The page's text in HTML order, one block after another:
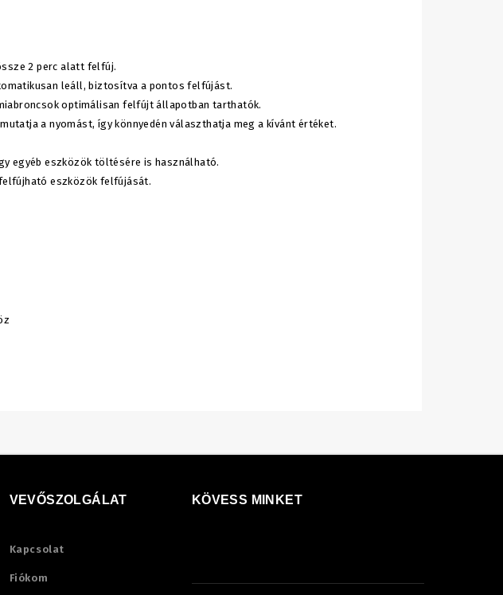
2 perc alatt felfúj.
leáll, biztosítva a pontos felfújást.
optimálisan felfújt állapotban tarthatók.
a nyomást, így könnyedén választhatja meg a kívánt értéket.
egyéb eszközök töltésére is használható.
eszközök felfújását.
VEVŐSZOLGÁLAT
Kapcsolat
Fiókom
KÖVESS MINKET